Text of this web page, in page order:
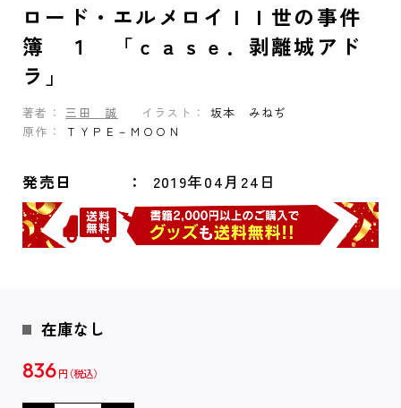
ロード・エルメロイＩＩ世の事件
簿 １ 「ｃａｓｅ．剥離城アド
ラ」
著者： 三田 誠 イラスト：
坂本 みねぢ
原作：
ＴＹＰＥ－ＭＯＯＮ
発売日 2019年04月24日
在庫なし
836 円